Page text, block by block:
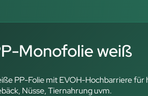
Monofolie weiß
PP-Folie mit EVOH-Hochbarriere
Nüsse, Tiernahrung uvm.